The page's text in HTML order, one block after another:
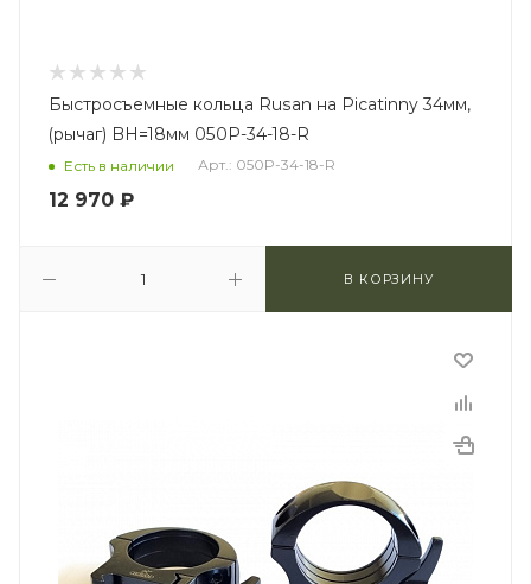
Быстросъемные кольца Rusan на Picatinny 34мм,
(рычаг) BH=18мм 050P-34-18-R
Есть в наличии Арт.: 050P-34-18-R
12 970 ₽
В КОРЗИНУ